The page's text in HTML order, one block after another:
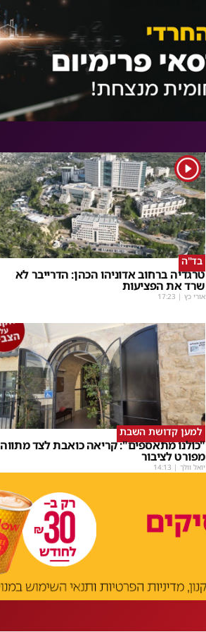
1
בד"ה
טרגדיה ברחוב אדוניהו הכהן: הדרייבר לא
שרד את הפציעות
אורי כץ |
17:23
למען קדושת השבת
"כולנו מתאספים": קריאה כואבת לצד מתווה
מפורט לציבור
יואל וולך |
14:13